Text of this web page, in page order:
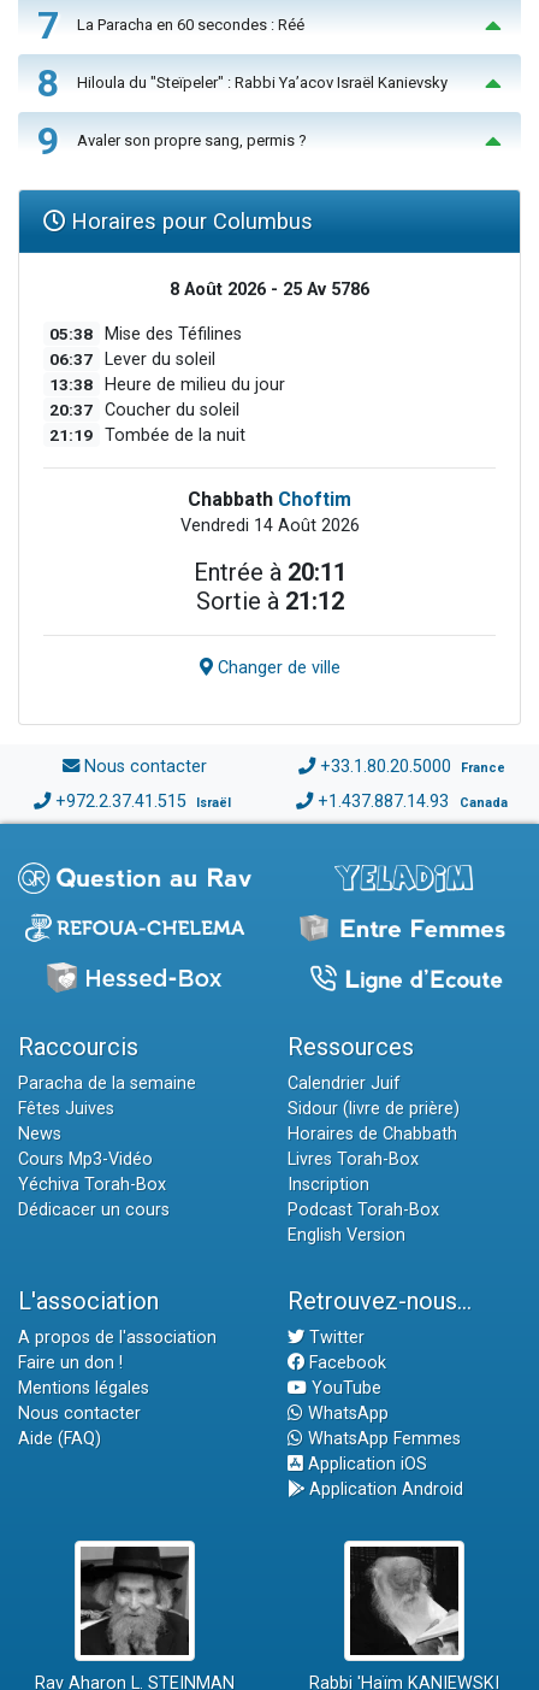
7 La Paracha en 60 secondes : Réé
8 Hiloula du "Steïpeler" : Rabbi Ya’acov Israël Kanievsky
9 Avaler son propre sang, permis ?
Horaires pour Columbus
8 Août 2026 - 25 Av 5786
05:38 Mise des Téfilines
06:37 Lever du soleil
13:38 Heure de milieu du jour
20:37 Coucher du soleil
21:19 Tombée de la nuit
Chabbath Choftim
Vendredi 14 Août 2026
Entrée à 20:11
Sortie à 21:12
Changer de ville
Nous contacter +33.1.80.20.5000 France
+972.2.37.41.515 Israël +1.437.887.14.93 Canada
Raccourcis
Paracha de la semaine
Fêtes Juives
News
Cours Mp3-Vidéo
Yéchiva Torah-Box
Dédicacer un cours
Ressources
Calendrier Juif
Sidour (livre de prière)
Horaires de Chabbath
Livres Torah-Box
Inscription
Podcast Torah-Box
English Version
L'association
A propos de l'association
Faire un don !
Mentions légales
Nous contacter
Aide (FAQ)
Retrouvez-nous...
Twitter
Facebook
YouTube
WhatsApp
WhatsApp Femmes
Application iOS
Application Android
Rav Aharon L. STEINMAN Rabbi 'Haïm KANIEWSKI